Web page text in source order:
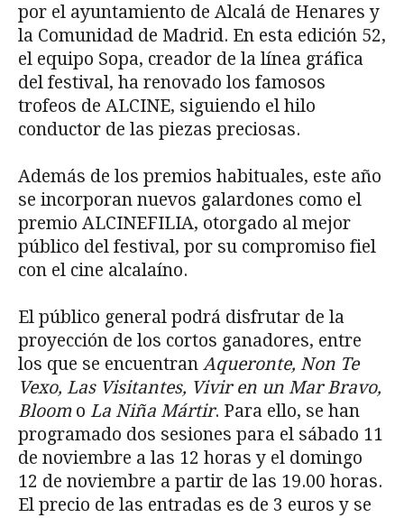
por el ayuntamiento de Alcalá de Henares y
la Comunidad de Madrid. En esta edición 52,
el equipo Sopa, creador de la línea gráfica
del festival, ha renovado los famosos
trofeos de ALCINE, siguiendo el hilo
conductor de las piezas preciosas.
Además de los premios habituales, este año
se incorporan nuevos galardones como el
premio ALCINEFILIA, otorgado al mejor
público del festival, por su compromiso fiel
con el cine alcalaíno.
El público general podrá disfrutar de la
proyección de los cortos ganadores, entre
los que se encuentran Aqueronte, Non Te
Vexo, Las Visitantes, Vivir en un Mar Bravo,
Bloomo La Niña Mártir. Para ello, se han
programado dos sesiones para el sábado 11
de noviembre a las 12 horas y el domingo
12 de noviembre a partir de las 19.00 horas.
El precio de las entradas es de 3 euros y se